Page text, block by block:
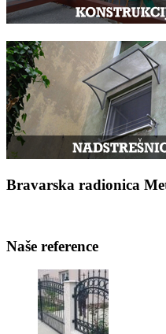
Bravarska radionica
Naše reference